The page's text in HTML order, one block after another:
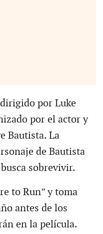
por Luke
por el actor y
Bautista. La
de Bautista
sobrevivir.
to Run” y toma
antes de los
en la película.